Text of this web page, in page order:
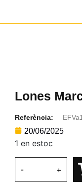
Lones
Referència:
20/06/2025
1 en estoc
- +